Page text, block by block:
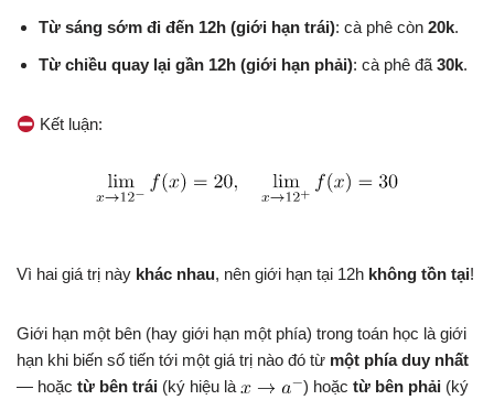
Từ sáng sớm đi đến 12h (giới hạn trái): cà phê còn 20k.
Từ chiều quay lại gần 12h (giới hạn phải): cà phê đã 30k.
Kết luận:
Vì hai giá trị này khác nhau, nên giới hạn tại 12h không tồn tại!
Giới hạn một bên (hay giới hạn một phía) trong toán học là giới
hạn khi biến số tiến tới một giá trị nào đó từ một phía duy nhất
— hoặc từ bên trái (ký hiệu là ) hoặc từ bên phải (ký